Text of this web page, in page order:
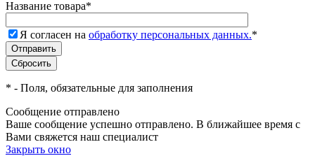
Название товара*
Я согласен на обработку персональных данных.*
* - Поля, обязательные для заполнения
Сообщение отправлено
Ваше сообщение успешно отправлено. В ближайшее время с
Вами свяжется наш специалист
Закрыть окно